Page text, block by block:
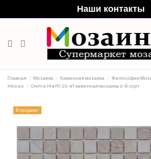
Наши контакты
Главная Мозаика Каменная мозаика Философия
Mosaic
Crema Marfil 20-4T каменная мозаика 2-й сорт
В продаже!